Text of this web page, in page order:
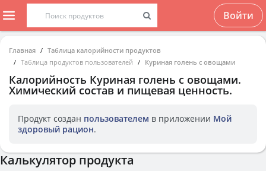
Войти
Главная
Таблица калорийности продуктов
Таблица продуктов пользователей
Куриная голень с овощами
Калорийность Куриная голень с овощами.
Химический состав и пищевая ценность.
Продукт создан пользователем в приложении Мой
здоровый рацион.
Калькулятор продукта